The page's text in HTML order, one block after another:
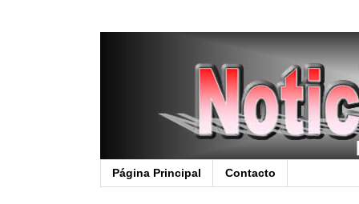
Página Principal Contacto